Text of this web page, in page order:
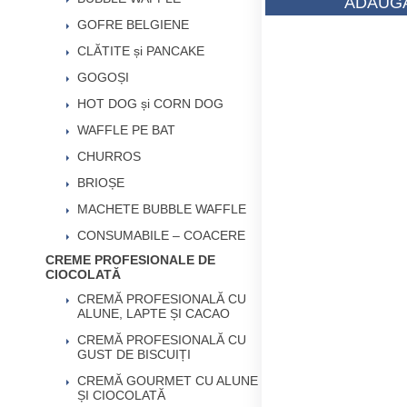
GOFRE BELGIENE
CLĂTITE și PANCAKE
GOGOȘI
HOT DOG și CORN DOG
WAFFLE PE BAT
CHURROS
BRIOȘE
MACHETE BUBBLE WAFFLE
CONSUMABILE – COACERE
CREME PROFESIONALE DE
CIOCOLATĂ
CREMĂ PROFESIONALĂ CU
ALUNE, LAPTE ȘI CACAO
CREMĂ PROFESIONALĂ CU
GUST DE BISCUIȚI
CREMĂ GOURMET CU ALUNE
ȘI CIOCOLATĂ